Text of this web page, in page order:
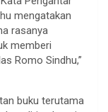
mengatakan
rasanya
memberi
Romo Sindhu,”
buku terutama